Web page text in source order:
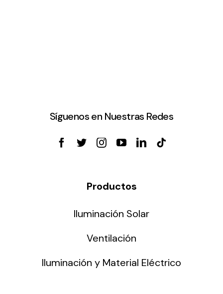
Síguenos en Nuestras Redes
Productos
Iluminación Solar
Ventilación
Iluminación y Material Eléctrico